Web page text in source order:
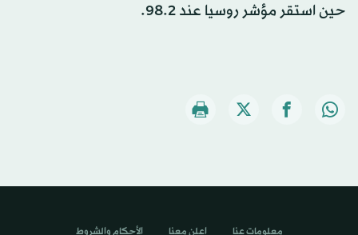
حين استقر مؤشر روسيا عند 98.2.
معلومات عنا اعلن معنا الأحكام والشروط